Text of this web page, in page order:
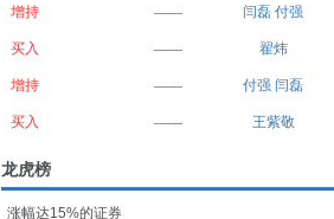
增持 —— 闫磊付强
买入 —— 翟炜
增持 —— 付强 闫磊
买入 —— 王紫敬
龙虎榜
涨幅达15%的证券